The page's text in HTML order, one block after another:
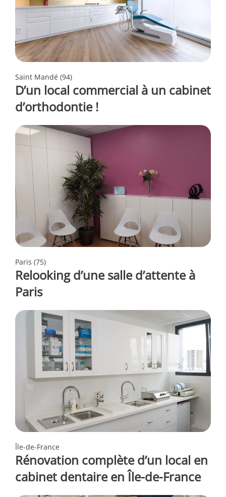
Saint Mandé (94)
D’un local commercial à un cabinet
d’orthodontie !
Paris (75)
Relooking d’une salle d’attente à
Paris
Île-de-France
Rénovation complète d’un local en
cabinet dentaire en Île-de-France